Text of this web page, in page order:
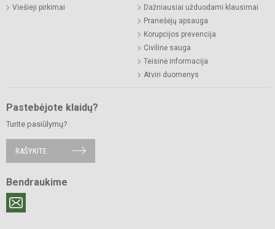
Viešieji pirkimai
Dažniausiai užduodami klausimai
Pranešėjų apsauga
Korupcijos prevencija
Civilinė sauga
Teisinė informacija
Atviri duomenys
Pastebėjote klaidų?
Turite pasiūlymų?
RAŠYKITE
Bendraukime